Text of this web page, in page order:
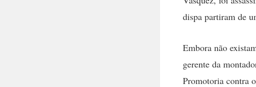
dispa partiram de
Embora não
gerente da
Promotoria contra